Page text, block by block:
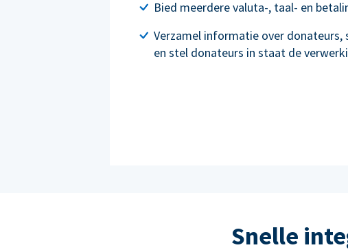
Bied meerdere valuta-, taal- en
Verzamel informatie over donateurs,
en stel donateurs in staat de
Snelle